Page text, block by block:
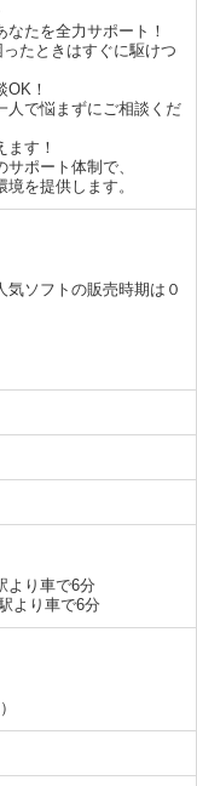
たを全力サポート！
たときはすぐに駆けつ
！
で悩まずにご相談くだ
す！
ポート体制で、
を提供します。
フトの販売時期は０
より車で6分
より車で6分